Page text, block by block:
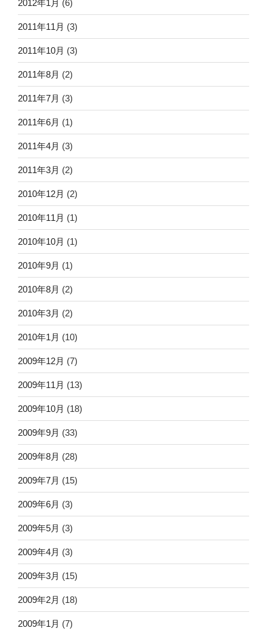
2012年1月 (6)
2011年11月 (3)
2011年10月 (3)
2011年8月 (2)
2011年7月 (3)
2011年6月 (1)
2011年4月 (3)
2011年3月 (2)
2010年12月 (2)
2010年11月 (1)
2010年10月 (1)
2010年9月 (1)
2010年8月 (2)
2010年3月 (2)
2010年1月 (10)
2009年12月 (7)
2009年11月 (13)
2009年10月 (18)
2009年9月 (33)
2009年8月 (28)
2009年7月 (15)
2009年6月 (3)
2009年5月 (3)
2009年4月 (3)
2009年3月 (15)
2009年2月 (18)
2009年1月 (7)